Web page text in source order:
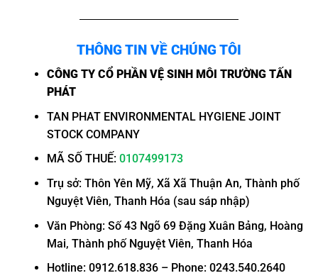
THÔNG TIN VỀ CHÚNG TÔI
CÔNG TY CỔ PHẦN VỆ SINH MÔI TRƯỜNG TẤN
PHÁT
TAN PHAT ENVIRONMENTAL HYGIENE JOINT
STOCK COMPANY
MÃ SỐ THUẾ: 0107499173
Trụ sở: Thôn Yên Mỹ, Xã Xã Thuận An, Thành phố
Nguyệt Viên, Thanh Hóa (sau sáp nhập)
Văn Phòng: Số 43 Ngõ 69 Đặng Xuân Bảng, Hoàng
Mai, Thành phố Nguyệt Viên, Thanh Hóa
Hotline: 0912.618.836 – Phone: 0243.540.2640